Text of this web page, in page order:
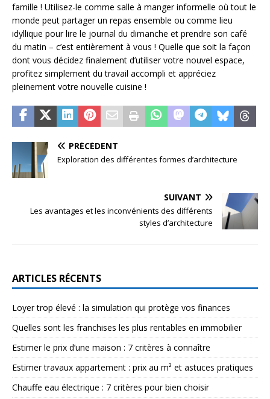
famille ! Utilisez-le comme salle à manger informelle où tout le
monde peut partager un repas ensemble ou comme lieu
idyllique pour lire le journal du dimanche et prendre son café
du matin – c’est entièrement à vous ! Quelle que soit la façon
dont vous décidez finalement d’utiliser votre nouvel espace,
profitez simplement du travail accompli et appréciez
pleinement votre nouvelle cuisine !
PRÉCÉDENT
Exploration des différentes formes d’architecture
SUIVANT
Les avantages et les inconvénients des différents
styles d’architecture
ARTICLES RÉCENTS
Loyer trop élevé : la simulation qui protège vos finances
Quelles sont les franchises les plus rentables en immobilier
Estimer le prix d’une maison : 7 critères à connaître
Estimer travaux appartement : prix au m² et astuces pratiques
Chauffe eau électrique : 7 critères pour bien choisir